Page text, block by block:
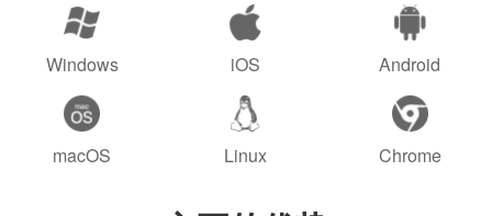
Windows iOS Android
macOS Linux Chrome